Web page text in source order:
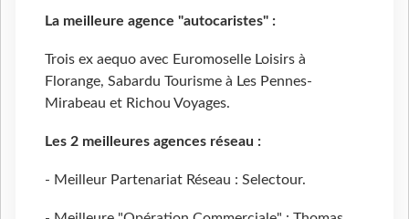
La meilleure agence "autocaristes" :
Trois ex aequo avec Euromoselle Loisirs à
Florange, Sabardu Tourisme à Les Pennes-
Mirabeau et Richou Voyages.
Les 2 meilleures agences réseau :
- Meilleur Partenariat Réseau : Selectour.